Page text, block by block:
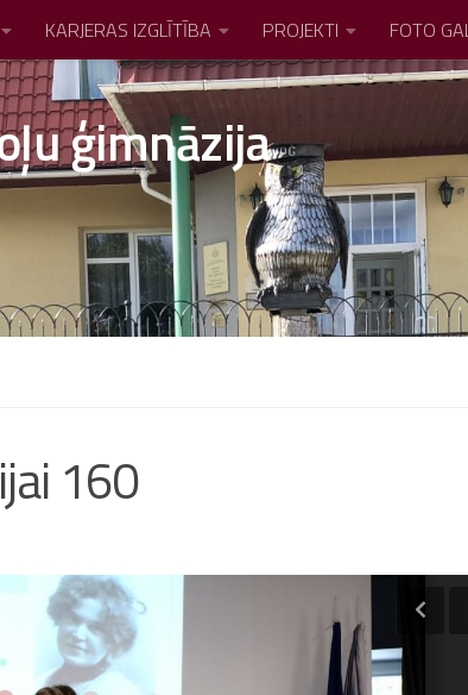
KARJERAS IZGLĪTĪBA PROJEKTI FOTO
ģimnāzija
160